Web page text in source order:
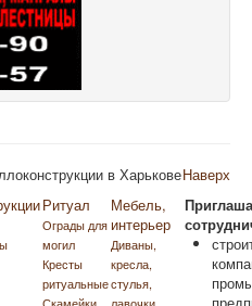
Наверх
в Харькове
Ритуал
Ограды для
могил
Кресты
ритуальные
Мебель,
интерьер
Диваны,
кресла,
стулья,